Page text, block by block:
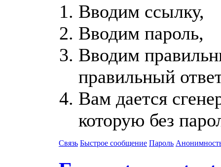
Вводим ссылку,
Вводим пароль,
Вводим
правильный
Вам дается
которую без
Связь Быстрое сообщение Пароль